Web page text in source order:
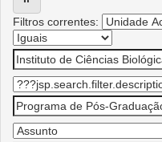
Filtros correntes: